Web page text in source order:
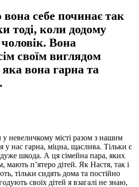
себе починає так
тоді, коли додому
Вона
своїм виглядом
вона гарна та
невеличкому місті разом з нашим
у нас гарна, міцна, щаслива. Тільки є
шкода. А ця сімейна пара, яких
мають п’ятеро дітей. Як Настя, так і
тільки сидять дома та постійно
своїх дітей я взагалі не знаю,